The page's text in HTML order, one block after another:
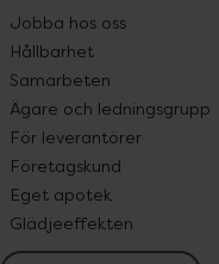
Jobba hos oss
Hållbarhet
Samarbeten
Ägare och ledningsgrupp
För leverantörer
Företagskund
Eget apotek
Glädjeeffekten